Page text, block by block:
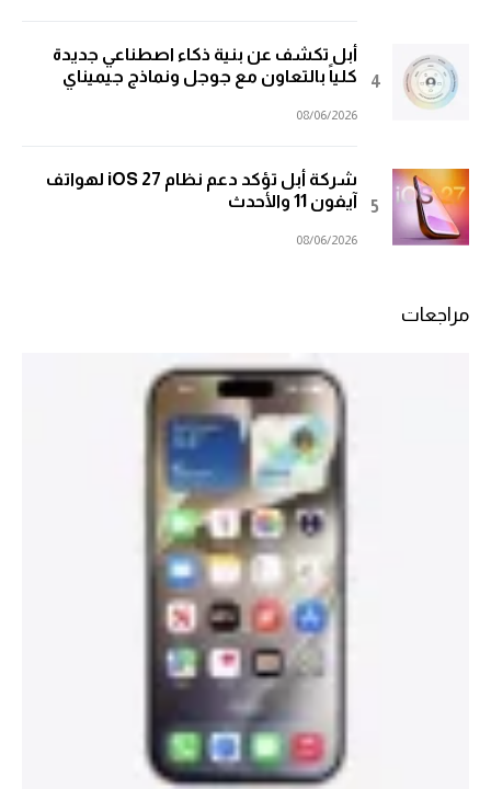
أبل تكشف عن بنية ذكاء اصطناعي جديدة
كلياً بالتعاون مع جوجل ونماذج جيميناي
08/06/2026
شركة أبل تؤكد دعم نظام iOS 27 لهواتف
آيفون 11 والأحدث
08/06/2026
مراجعات